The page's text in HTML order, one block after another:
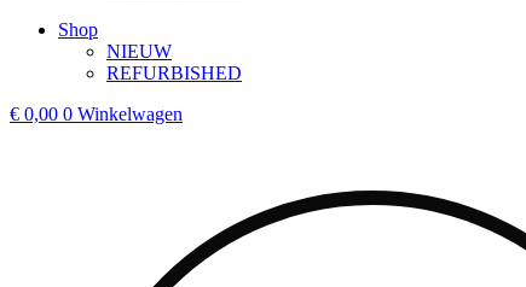
Shop
NIEUW
REFURBISHED
€ 0,00 0 Winkelwagen